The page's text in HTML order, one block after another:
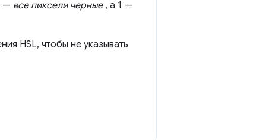
— все пиксели черные, а 1 —
HSL, чтобы не указывать